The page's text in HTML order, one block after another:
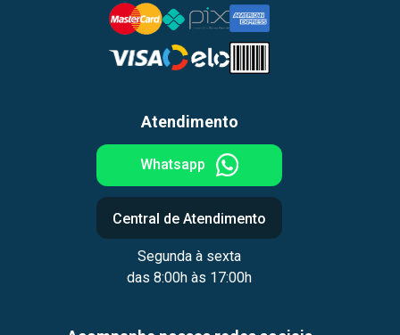
Atendimento
Whatsapp
Central de Atendimento
Segunda à sexta
das 8:00h às 17:00h